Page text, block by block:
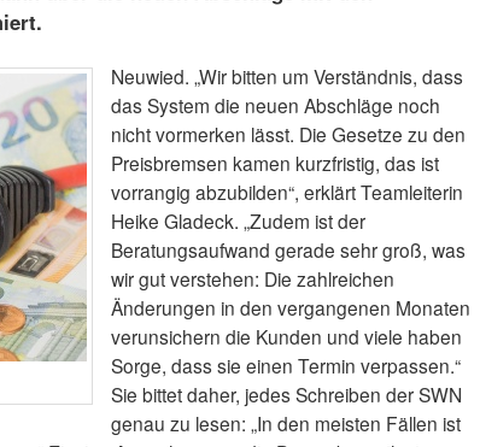
Neuwied. „Wir bitten um Verständnis, dass
das System die neuen Abschläge noch
nicht vormerken lässt. Die Gesetze zu den
Preisbremsen kamen kurzfristig, das ist
vorrangig abzubilden“, erklärt Teamleiterin
Heike Gladeck. „Zudem ist der
Beratungsaufwand gerade sehr groß, was
wir gut verstehen: Die zahlreichen
Änderungen in den vergangenen Monaten
verunsichern die Kunden und viele haben
Sorge, dass sie einen Termin verpassen.“
Sie bittet daher, jedes Schreiben der SWN
genau zu lesen: „In den meisten Fällen ist